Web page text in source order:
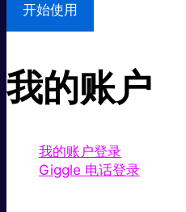
开始使用
我的账户
我的账户登录
Giggle 电话登录